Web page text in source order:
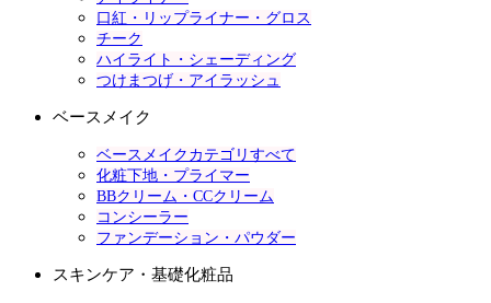
口紅・リップライナー・グロス
チーク
ハイライト・シェーディング
つけまつげ・アイラッシュ
ベースメイク
ベースメイクカテゴリすべて
化粧下地・プライマー
BBクリーム・CCクリーム
コンシーラー
ファンデーション・パウダー
スキンケア・基礎化粧品